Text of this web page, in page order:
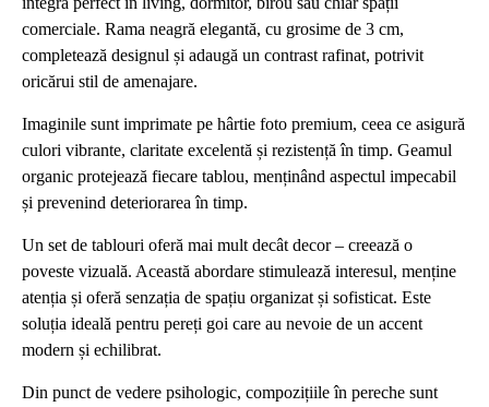
comerciale. Rama neagră elegantă, cu grosime de 3 cm,
completează designul și adaugă un contrast rafinat, potrivit
oricărui stil de amenajare.
Imaginile sunt imprimate pe hârtie foto premium, ceea ce asigură
culori vibrante, claritate excelentă și rezistență în timp. Geamul
organic protejează fiecare tablou, menținând aspectul impecabil
și prevenind deteriorarea în timp.
Un set de tablouri oferă mai mult decât decor – creează o
poveste vizuală. Această abordare stimulează interesul, menține
atenția și oferă senzația de spațiu organizat și sofisticat. Este
soluția ideală pentru pereți goi care au nevoie de un accent
modern și echilibrat.
Din punct de vedere psihologic, compozițiile în pereche sunt